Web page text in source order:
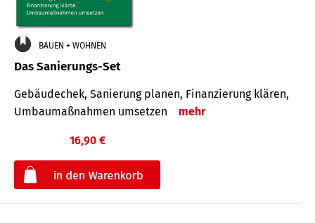
BAUEN + WOHNEN
Das Sanierungs-Set
Gebäudechek, Sanierung planen, Finanzierung klären,
Umbaumaßnahmen umsetzen
mehr
16,90 €